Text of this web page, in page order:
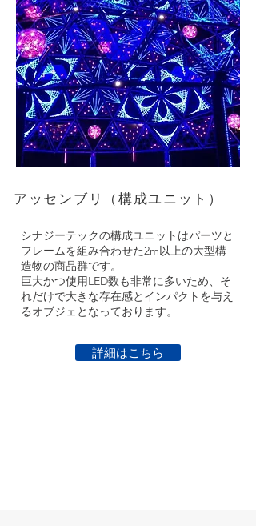
​アッセンブリ（構成ユニット）
シナジーテックの構成ユニットはパーツと
フレームを組み合わせた2m以上の大型構
造物の商品群です。
​巨大かつ使用LED数も非常に多いため、そ
れだけで大きな存在感とインパクトを与え
るオブジェとなっております。
詳細はこちら